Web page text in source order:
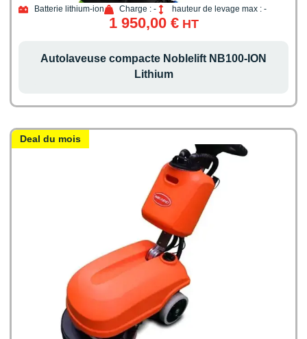
Batterie lithium-ion Charge : - hauteur de levage max : -
1 950,00 €HT
Autolaveuse compacte Noblelift NB100-ION
Lithium
Deal du mois